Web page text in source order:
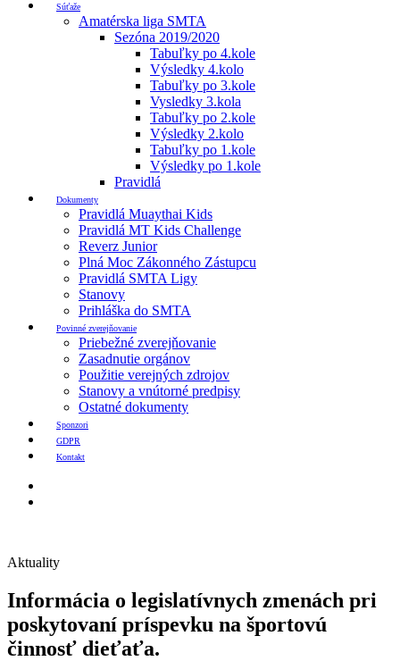
Súťaže
Amatérska liga SMTA
Sezóna 2019/2020
Tabuľky po 4.kole
Výsledky 4.kolo
Tabuľky po 3.kole
Vysledky 3.kola
Tabuľky po 2.kole
Výsledky 2.kolo
Tabuľky po 1.kole
Výsledky po 1.kole
Pravidlá
Dokumenty
Pravidlá Muaythai Kids
Pravidlá MT Kids Challenge
Reverz Junior
Plná Moc Zákonného Zástupcu
Pravidlá SMTA Ligy
Stanovy
Prihláška do SMTA
Povinné zverejňovanie
Priebežné zverejňovanie
Zasadnutie orgánov
Použitie verejných zdrojov
Stanovy a vnútorné predpisy
Ostatné dokumenty
Sponzori
GDPR
Kontakt
Aktuality
Informácia o legislatívnych zmenách pri
poskytovaní príspevku na športovú
činnosť dieťaťa.